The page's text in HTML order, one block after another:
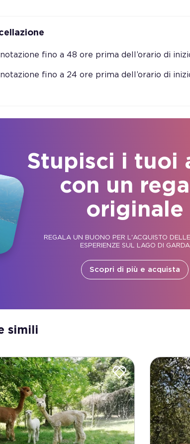
fino a 48 ore prima dell’orario di
fino a 24 ore prima dell’orario di
Stupisci i tuoi
con un
originale
REGALA UN BUONO PER L'ACQUISTO
ESPERIENZE SUL LAGO DI GARDA
Scopri di più e acquista
simili